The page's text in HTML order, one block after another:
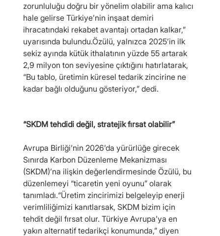
zorunluluğu doğru bir yönelim olabilir ama kalıcı
hale gelirse Türkiye’nin inşaat demiri
ihracatındaki rekabet avantajı ortadan kalkar,”
uyarısında bulundu.Özülü, yalnızca 2025’in ilk
sekiz ayında kütük ithalatının yüzde 55 artarak
2,9 milyon ton seviyesine çıktığını hatırlatarak,
“Bu tablo, üretimin küresel tedarik zincirine ne
kadar bağlı olduğunu gösteriyor,” dedi.
“SKDM tehdidi değil, stratejik fırsat olabilir”
Avrupa Birliği’nin 2026’da yürürlüğe girecek
Sınırda Karbon Düzenleme Mekanizması
(SKDM)’na ilişkin değerlendirmesinde Özülü, bu
düzenlemeyi “ticaretin yeni oyunu” olarak
tanımladı.“Üretim zincirimizi belgeleyip enerji
verimliliğimizi kanıtlarsak, SKDM bizim için
tehdit değil fırsat olur. Türkiye Avrupa’ya en
yakın alternatif tedarikçi konumunda,” diyen